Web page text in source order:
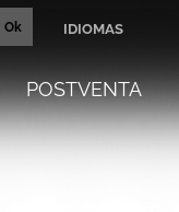
POSTVENTA
IDIOMAS